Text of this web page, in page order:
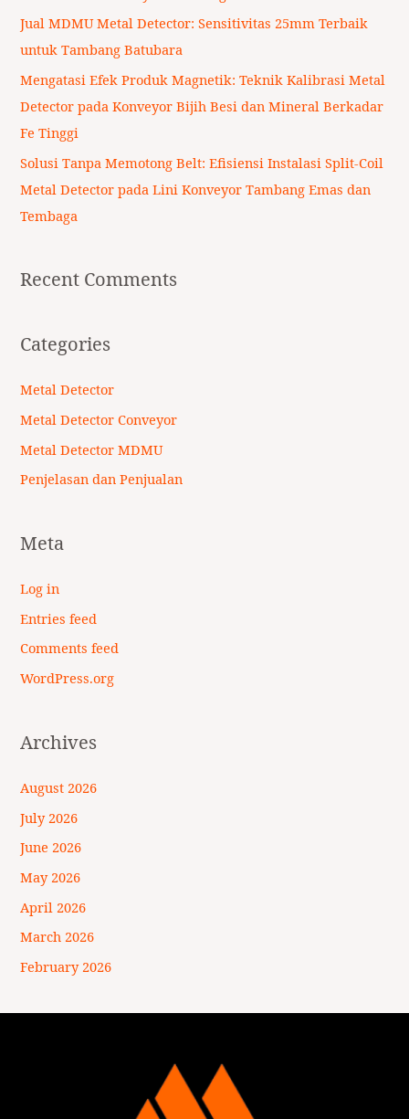
:
Jual MDMU Metal Detector: Sensitivitas 25mm Terbaik
untuk Tambang Batubara
Mengatasi Efek Produk Magnetik: Teknik Kalibrasi Metal
Detector pada Konveyor Bijih Besi dan Mineral Berkadar
Fe Tinggi
Solusi Tanpa Memotong Belt: Efisiensi Instalasi Split-Coil
Metal Detector pada Lini Konveyor Tambang Emas dan
Tembaga
Recent Comments
Categories
Metal Detector
Metal Detector Conveyor
Metal Detector MDMU
Penjelasan dan Penjualan
Meta
Log in
Entries feed
Comments feed
WordPress.org
Archives
August 2026
July 2026
June 2026
May 2026
April 2026
March 2026
February 2026